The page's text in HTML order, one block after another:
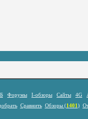
Форумы I-обзоры Сайты 4G
Сравнить Обзоры (1401 )